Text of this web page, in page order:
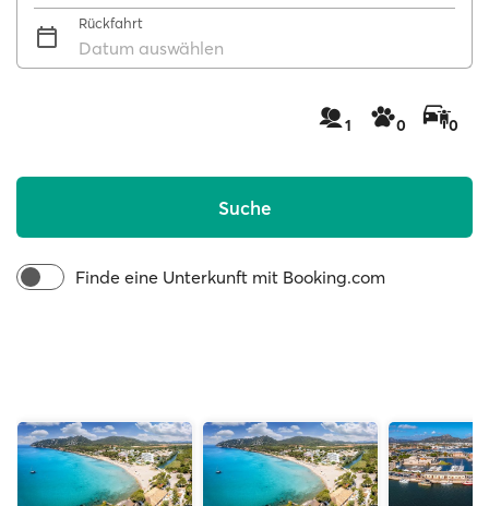
Rückfahrt
Datum auswählen
1 0 0
Suche
Finde eine Unterkunft mit Booking.com